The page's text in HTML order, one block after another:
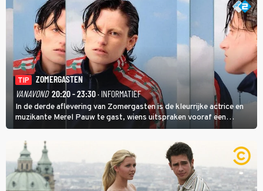
TIP
ZOMERGASTEN
VANAVOND 20:20 - 23:30· INFORMATIEF
In de derde aflevering van Zomergasten is de kleurrijke actrice en
muzikante Merel Pauw te gast, wiens uitspraken vooraf een
boeiende avond beloven: 'Mijn ideale televisieavond is zoals mijn
identiteit: grenzeloos, absurd en vol angsten'.